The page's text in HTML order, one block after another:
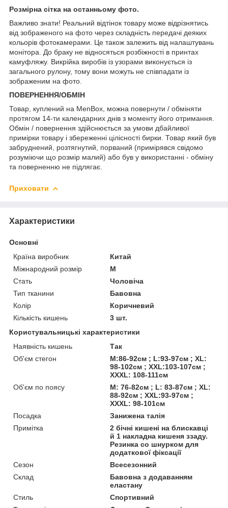
Розмірна сітка на останньому фото.
Важливо знати! Реальний відтінок товару може відрізнятись
від зображеного на фото через складність передачі деяких
кольорів фотокамерами. Це також залежить від налаштувань
монітора. До браку не відносяться розбіжності в принтах
камуфляжу. Викрійка виробів із узорами виконується із
загального рулону, тому вони можуть не співпадати із
зображеним на фото.
ПОВЕРНЕННЯ/ОБМІН
Товар, куплений на MenBox, можна повернути / обміняти
протягом 14-ти календарних днів з моменту його отримання.
Обмін / повернення здійснюється за умови дбайливої
примірки товару і збереженні цілісності бирки. Товар який був
забруднений, розтягнутий, порваний (примірявся свідомо
розуміючи що розмір малий) або був у використанні - обміну
та поверненню не підлягає.
Приховати
Характеристики
Основні
Країна виробник
Китай
Міжнародний розмір
M
Стать
Чоловіча
Тип тканини
Бавовна
Колір
Коричневий
Кількість кишень
3 шт.
Користувальницькі характеристики
Наявність кишень
Так
Об'єм стегон
M:86-92см ; L:93-97см ; XL:
98-102см ; XXL:103-107см ;
XXXL: 108-111см
Об'єм по поясу
M: 76-82см ; L: 83-87см ; XL:
88-92см ; XXL:93-97см ;
XXXL: 98-101см
Посадка
Занижена талія
Примітка
2 бічні кишені на блискавці
й 1 накладна кишеня ззаду.
Резинка со шнурком для
додаткової фіксації
Сезон
Всесезонний
Склад
Бавовна з додаванням
еластану
Стиль
Спортивний